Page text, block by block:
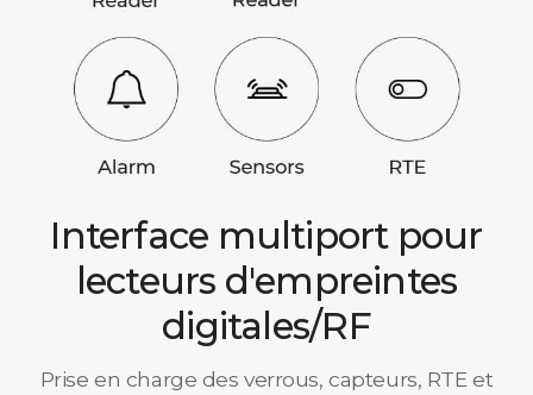
Interface multiport pour
lecteurs d'empreintes
digitales/RF
Prise en charge des verrous, capteurs, RTE et